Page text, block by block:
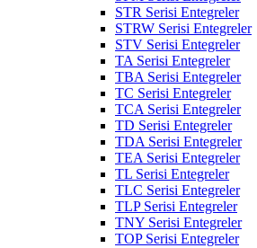
STR Serisi Entegreler
STRW Serisi Entegreler
STV Serisi Entegreler
TA Serisi Entegreler
TBA Serisi Entegreler
TC Serisi Entegreler
TCA Serisi Entegreler
TD Serisi Entegreler
TDA Serisi Entegreler
TEA Serisi Entegreler
TL Serisi Entegreler
TLC Serisi Entegreler
TLP Serisi Entegreler
TNY Serisi Entegreler
TOP Serisi Entegreler